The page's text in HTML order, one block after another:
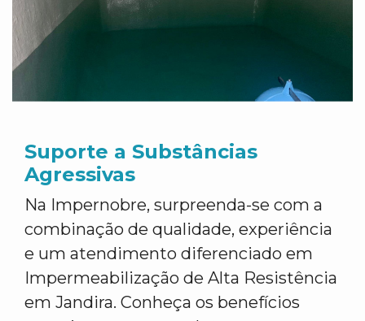
Suporte a Substâncias
Agressivas
Na Impernobre, surpreenda-se com a
combinação de qualidade, experiência
e um atendimento diferenciado em
Impermeabilização de Alta Resistência
em Jandira. Conheça os benefícios